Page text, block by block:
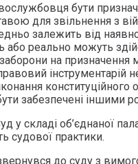
бути
для звільнення з
залежить від
або реально можуть
на призначення
інструментарій
конституційного
забезпечені іншими
складі об’єднаної
судової практики.
до суду з